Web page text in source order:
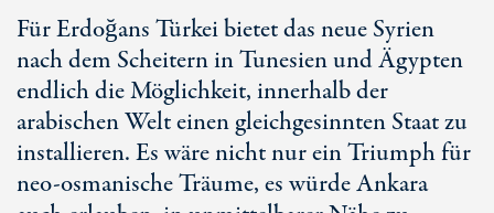
Für Erdoğans Türkei bietet das neue Syrien
nach dem Scheitern in Tunesien und Ägypten
endlich die Möglichkeit, innerhalb der
arabischen Welt einen gleichgesinnten Staat zu
installieren. Es wäre nicht nur ein Triumph für
neo-osmanischeTräume, es würde Ankara